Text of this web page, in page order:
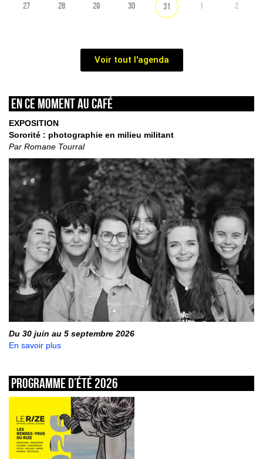
27 28 29 30 31 1 2
Voir tout l'agenda
En ce moment au café
EXPOSITION
Sororité : photographie en milieu militant
Par Romane Tourral
Du 30 juin au 5 septembre 2026
En savoir plus
Programme d’été 2026